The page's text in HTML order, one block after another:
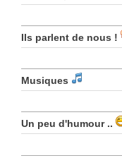
Ils parlent de nous !
Musiques
Un peu d'humour ..